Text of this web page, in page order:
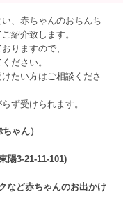
、赤ちゃんのおちんち
紹介致します。
りますので、
ださい。
たい方はご相談くださ
ず受けられます。
ゃん）
陽3-21-11-101)
など赤ちゃんのお出かけ